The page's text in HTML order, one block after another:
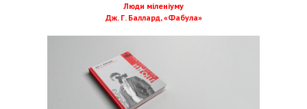
Люди міленіуму
Дж. Г. Баллард, «Фабула»